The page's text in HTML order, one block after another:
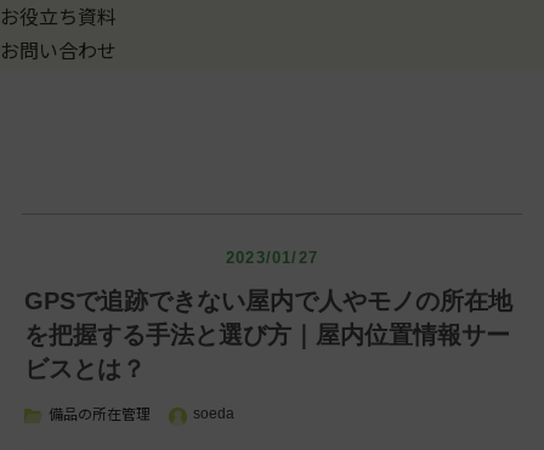
お役立ち資料
お問い合わせ
2023/01/27
GPSで追跡できない屋内で人やモノの所在地
を把握する手法と選び方｜屋内位置情報サー
ビスとは？
備品の所在管理 soeda